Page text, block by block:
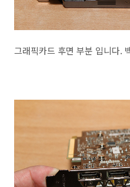
그래픽카드 후면 부분 입니다.